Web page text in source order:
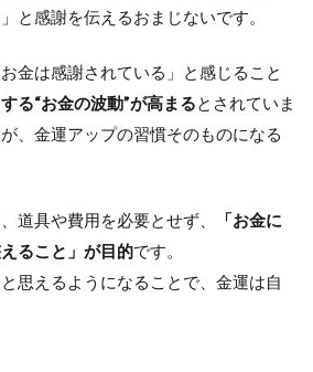
と感謝を伝えるおまじないです。
金は感謝されている」と感じること
る“お金の波動”が高まるとされていま
、金運アップの習慣そのものになる
道具や費用を必要とせず、
「お金に
ること」が目的です。
思えるようになることで、金運は自